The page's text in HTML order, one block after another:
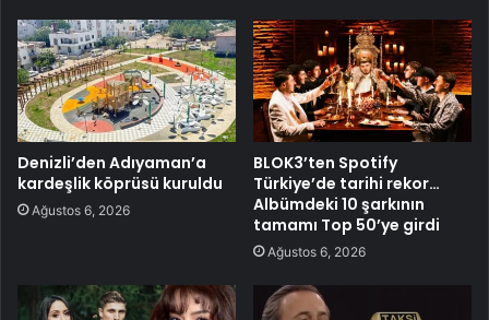
Denizli’den Adıyaman’a
kardeşlik köprüsü kuruldu
Ağustos 6, 2026
BLOK3’ten Spotify
Türkiye’de tarihi rekor…
Albümdeki 10 şarkının
tamamı Top 50’ye girdi
Ağustos 6, 2026